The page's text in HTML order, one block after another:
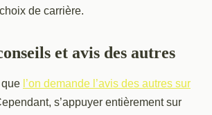
de carrière.
et avis des autres
que l’on demande l’avis des autres sur
s’appuyer entièrement sur